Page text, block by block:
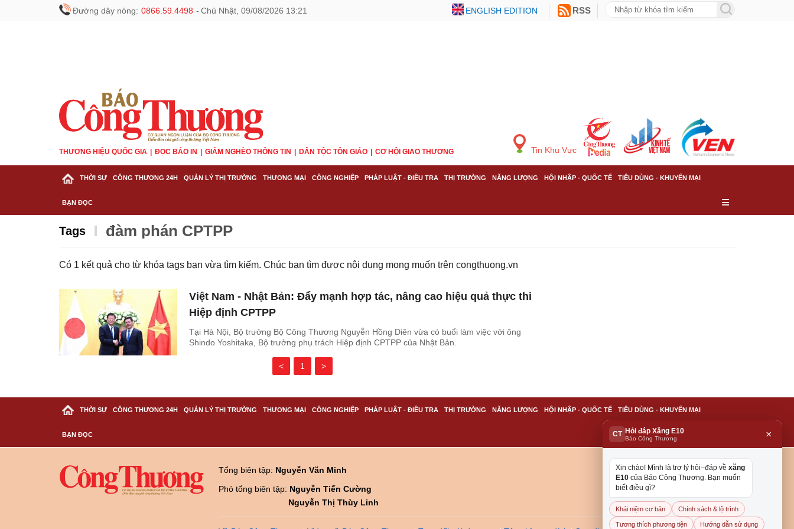
Đường dây nóng: 0866.59.4498 - Chủ Nhật, 09/08/2026 13:21 RSS
ENGLISH EDITION
THƯƠNG HIỆU QUỐC GIA ĐỌC BÁO IN GIẢM NGHÈO THÔNG TIN DÂN TỘC TÔN GIÁO CƠ HỘI GIAO THƯƠNG Tin Khu Vực
THỜI SỰ CÔNG THƯƠNG 24H QUẢN LÝ THỊ TRƯỜNG THƯƠNG MẠI CÔNG NGHIỆP PHÁP LUẬT - ĐIỀU TRA THỊ TRƯỜNG NĂNG LƯỢNG HỘI NHẬP - QUỐC TẾ TIÊU DÙNG - KHUYẾN MẠI
BẠN ĐỌC
Tags đàm phán CPTPP
Có 1 kết quả cho từ khóa tags bạn vừa tìm kiếm. Chúc bạn tìm được nội dung mong muốn trên congthuong.vn
Việt Nam - Nhật Bản: Đẩy mạnh hợp tác, nâng cao hiệu quả thực thi
Hiệp định CPTPP
Tại Hà Nội, Bộ trưởng Bộ Công Thương Nguyễn Hồng Diên vừa có buổi làm việc với ông
Shindo Yoshitaka, Bộ trưởng phụ trách Hiệp định CPTPP của Nhật Bản.
< 1 >
THỜI SỰ CÔNG THƯƠNG 24H QUẢN LÝ THỊ TRƯỜNG THƯƠNG MẠI CÔNG NGHIỆP PHÁP LUẬT - ĐIỀU TRA THỊ TRƯỜNG NĂNG LƯỢNG HỘI NHẬP - QUỐC TẾ TIÊU DÙNG - KHUYẾN MẠI
BẠN ĐỌC
Tổng biên tập: Nguyễn Văn Minh
Phó tổng biên tập: Nguyễn Tiến Cường
Nguyễn Thị Thùy Linh
CT Hỏi đáp Xăng E10
Báo Công Thương ×
Xin chào! Mình là trợ lý hỏi–đáp về xăng
E10 của Báo Công Thương. Bạn muốn
biết điều gì?
Khái niệm cơ bản Chính sách & lộ trình
Tương thích phương tiện Hướng dẫn sử dụng